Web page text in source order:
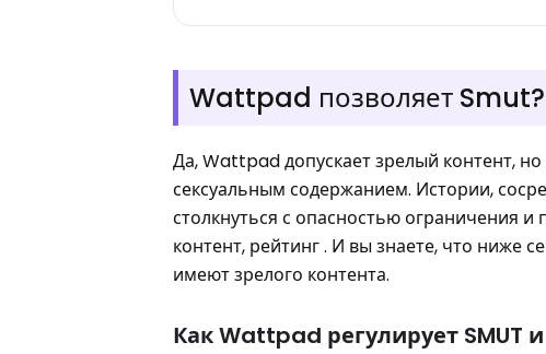
Wattpad позволяет Smut?
Да, Wattpad допускает зрелый контент,
сексуальным содержанием. Истории,
столкнуться с опасностью ограничения
контент, рейтинг . И вы знаете, что ниже
имеют зрелого контента.
Как Wattpad регулирует SMUT